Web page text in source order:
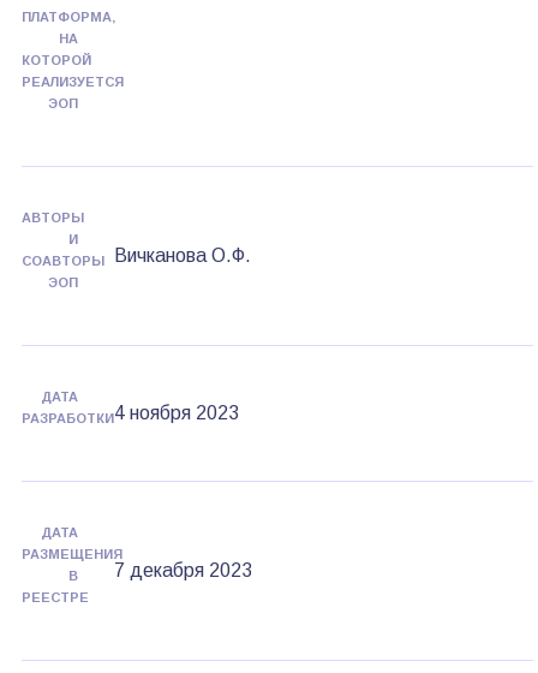
ПЛАТФОРМА,
НА
КОТОРОЙ
РЕАЛИЗУЕТСЯ
ЭОП
АВТОРЫ
И
СОАВТОРЫ
ЭОП
Вичканова О.Ф.
ДАТА
РАЗРАБОТКИ4 ноября 2023
ДАТА
РАЗМЕЩЕНИЯ
В
РЕЕСТРЕ
7 декабря 2023